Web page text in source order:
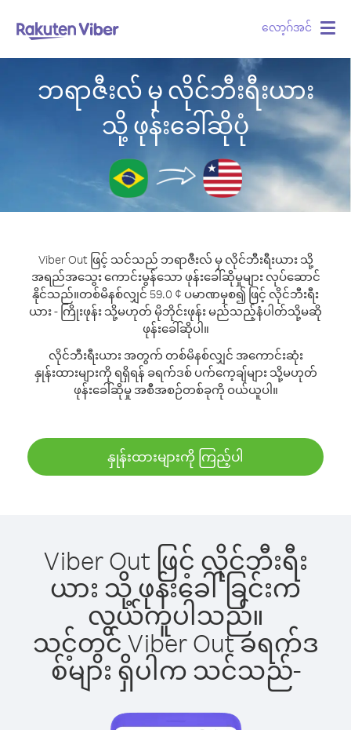
လော့ဂ်အင်
ဘရာဇီးလ် မှ လိုင်ဘီးရီးယား
သို့ ဖုန်းခေါ်ဆိုပုံ
Viber Out ဖြင့် သင်သည် ဘရာဇီးလ် မှ လိုင်ဘီးရီးယား သို့
အရည်အသွေး ကောင်းမွန်သော ဖုန်းခေါ်ဆိုမှုများ လုပ်ဆောင်
နိုင်သည်။တစ်မိနစ်လျှင် 59.0 ¢ ပမာဏမှစ၍ ဖြင့် လိုင်ဘီးရီး
ယား - ကြိုးဖုန်း သို့မဟုတ် မိုဘိုင်းဖုန်း မည်သည့်နံပါတ်သို့မဆို
ဖုန်းခေါ်ဆိုပါ။
လိုင်ဘီးရီးယား အတွက် တစ်မိနစ်လျှင် အကောင်းဆုံး
နှုန်းထားများကို ရရှိရန် ခရက်ဒစ် ပက်ကေ့ချ်များ သို့မဟုတ်
ဖုန်းခေါ်ဆိုမှု အစီအစဉ်တစ်ခုကို ဝယ်ယူပါ။
နှုန်းထားများကို ကြည့်ပါ
Viber Out ဖြင့် လိုင်ဘီးရီး
ယား သို့ ဖုန်းခေါ်ခြင်းက
လွယ်ကူပါသည်။
သင့်တွင် Viber Out ခရက်ဒ
စ်များ ရှိပါက သင်သည်-